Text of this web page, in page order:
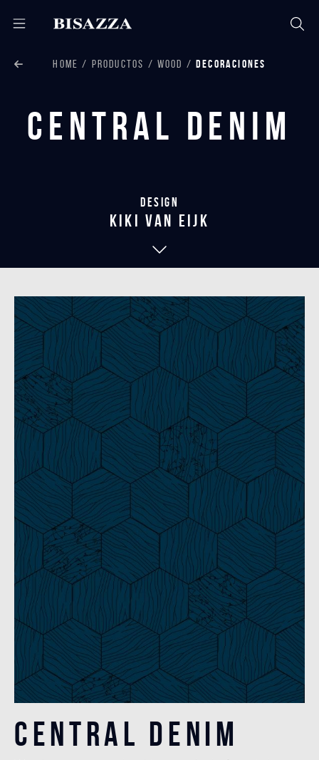
HOME PRODUCTOS WOOD DECORACIONES
Central Denim
Design
kiki van eijk
Central Denim